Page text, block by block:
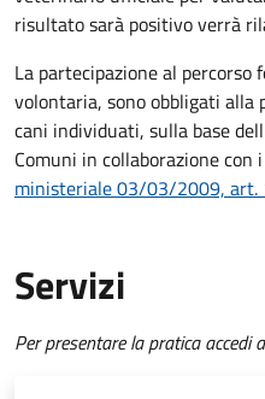
risultato sarà positivo verrà
La partecipazione al
volontaria, sono obbligati alla
cani individuati, sulla base
Comuni in collaborazione
ministeriale 03/03/2009, art.
Servizi
Per presentare la pratica accedi